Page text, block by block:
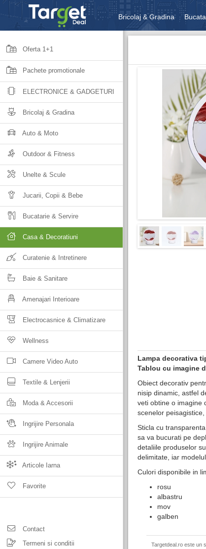
Bricolaj & Gradina
Unelte & Scule Jucarii,
Oferta 1+1
Pachete promotionale
ELECTRONICE & GADGETURI
Bricolaj & Gradina
Auto & Moto
Outdoor & Fitness
Unelte & Scule
Jucarii, Copii & Bebe
Bucatarie & Servire
Casa & Decoratiuni
Curatenie & Intretinere
Baie & Sanitare
Amenajari Interioare
Electrocasnice & Climatizare
Wellness
Camere Video Auto
Textile & Lenjerii
Moda & Accesorii
Ingrijire Personala
Ingrijire Animale
Articole Iarna
Favorite
Contact
Termeni si conditii
Lampa decorativa
Tablou cu imagine
Obiect decorativ
nisip dinamic, astfel
veti obtine o imagine
scenelor
Sticla cu
sa va bucurati pe
detaliile produselor
delimitate, iar
Culori disponibile in
rosu
albastru
mov
galben
Targetdeal.ro este un